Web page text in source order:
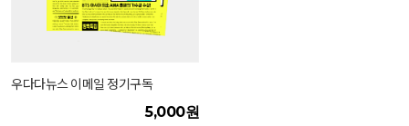
우다다뉴스 이메일 정기구독
5,000원